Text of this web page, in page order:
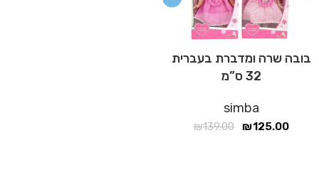
בובה שרה ומדברת בעברית
32 ס”מ
simba
₪139.00 ₪125.00